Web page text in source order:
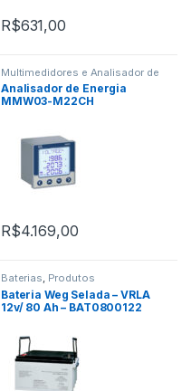
R$631,00
Multimedidores e Analisador de
Energia
Analisador de Energia
MMW03-M22CH
R$4.169,00
Baterias, Produtos
Bateria Weg Selada – VRLA
12v/ 80 Ah – BAT0800122